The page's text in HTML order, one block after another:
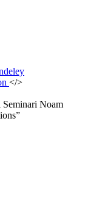
</>
Seminari Noam